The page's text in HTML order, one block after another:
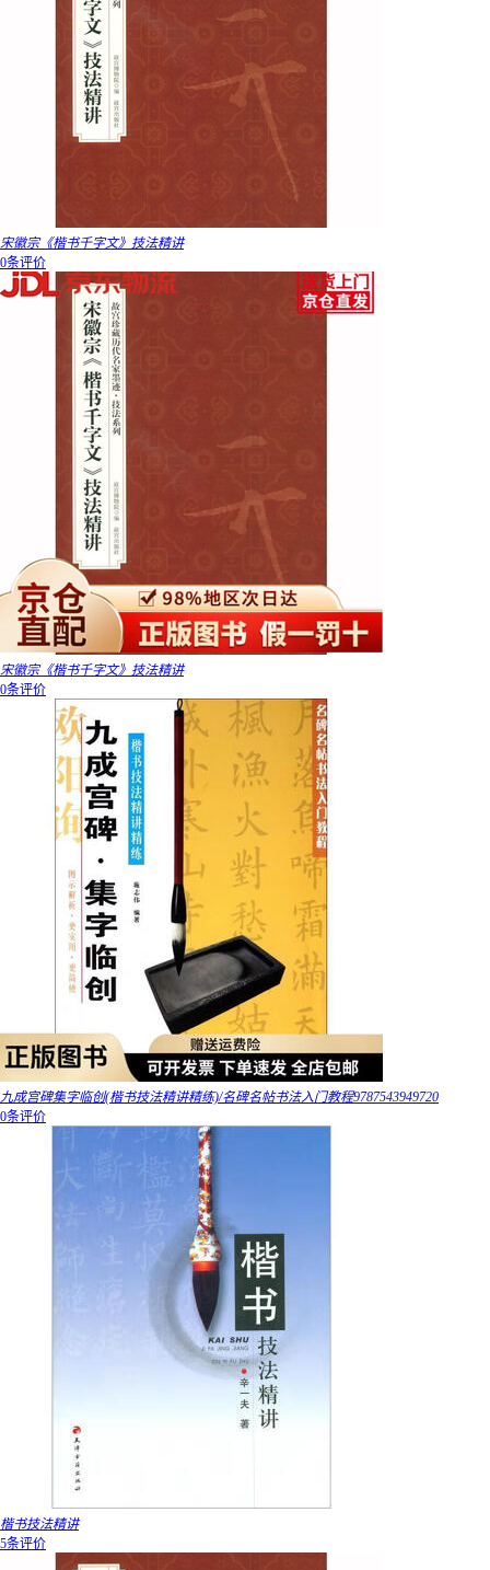
宋徽宗《楷书千字文》技法精讲
0条评价
宋徽宗《楷书千字文》技法精讲
0条评价
九成宫碑集字临创(楷书技法精讲精练)/名碑名帖书法入门教程9787543949720
0条评价
楷书技法精讲
5条评价